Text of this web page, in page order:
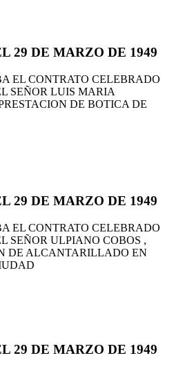
29 DE MARZO DE 1949
EL CONTRATO CELEBRADO
SEÑOR LUIS MARIA
DE BOTICA DE
29 DE MARZO DE 1949
EL CONTRATO CELEBRADO
SEÑOR ULPIANO COBOS ,
DE ALCANTARILLADO EN
29 DE MARZO DE 1949